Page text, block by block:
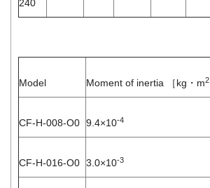
240
Model Moment of inertia ［kg・m2
CF-H-008-O0 9.4×10-4
CF-H-016-O0 3.0×10-3